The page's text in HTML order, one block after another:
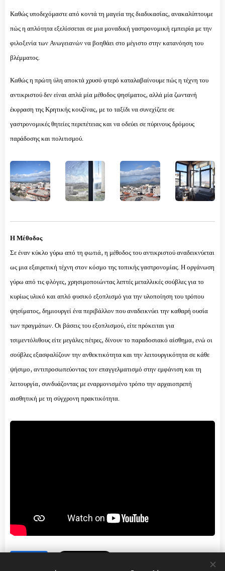
Καθώς υποδεχόμαστε από κοντά τη μαγεία της διαδικασίας, ανακαλύπτουμε
πώς η απλότητα εξελίσσεται σε μια μοναδική γαστρονομική εμπειρία με την
φιλοξενία των Ανωγειανών να βοηθάει στο μέγιστο στην κατανόηση του
βλέμματος.
Καθώς η πρώτη ύλη αποκτά χρυσό φτερό καταλαβαίνουμε πώς η τέχνη του
αντικριστού δεν είναι απλά μία μέθοδος ψησίματος, αλλά μία ζωντανή
έκφραση της Κρητικής κουζίνας, με το ταξίδι να συνεχίζετε σε
γαστρονομικές θητείες περιπέτειας και να οδεύει σε πύρινους δρόμους
παράδοσης και πολιτισμού.
Η Μέθοδος
Σε έναν κύκλο γύρω από τη φωτιά, η μέθοδος του αντικριστού αναδεικνύεται
ως μια εξαιρετική τέχνη στον κόσμο της τοπικής γαστρονομίας. Η οργάνωση
γύρω από τις φλόγες, χρησιμοποιώντας λεπτές μεταλλικές σούβλες για το
κυρίως υλικό και απλό φυσικό εξοπλισμό για την υλοποίηση του τρόπου
ψησίματος, δημιουργεί ένα περιβάλλον που αναδεικνύει την καθαρή ουσία
των πραγμάτων. Οι βάσεις του εξοπλισμού, είτε πρόκειται για
τσιμεντόλιθους είτε μεγάλες πέτρες, δίνουν το παραδοσιακό αίσθημα, ενώ οι
σούβλες εξασφαλίζουν την ανθεκτικότητα και την λειτουργικότητα σε κάθε
ψήσιμο, αντιπροσωπεύοντας τον επαγγελματισμό στην εμφάνιση και τη
λειτουργία, συνδυάζοντας με εναρμονισμένο τρόπο την αρχαιοπρεπή
αισθητική με τη σύγχρονη πρακτικότητα.